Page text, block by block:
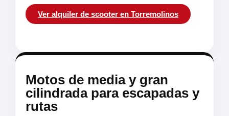
Ver alquiler de scooter en Torremolinos
Motos de media y gran
cilindrada para escapadas y
rutas